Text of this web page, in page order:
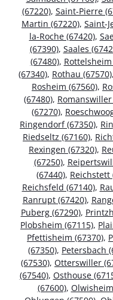
(67220), Saint-Pierre
Martin (67220), Saint-
la-Roche (67420),
(67390), Saales
(67480), Rottelsheim
(67340), Rothau (67570),
Rosheim (67560),
(67480), Romanswiller
(67270),
Ringendorf (67350),
Riedseltz (67160),
Rexingen (67320),
(67250),
(67440), Reichstett
Reichsfeld (67140),
Ranrupt (67420),
Puberg (67290),
Plobsheim (67115),
Pfettisheim (67370),
(67350), Petersbach
(67530), Otterswiller
(67540), Osthouse
(67600),